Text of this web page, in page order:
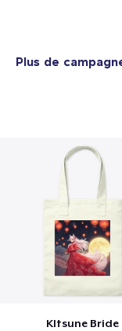
Plus de
KItsune Bride